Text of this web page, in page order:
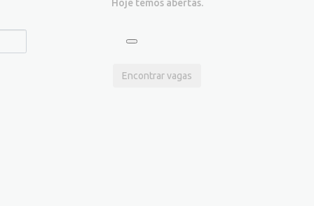
Hoje temos abertas.
Encontrar vagas